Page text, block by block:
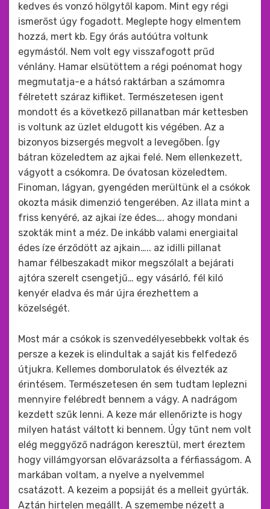
kedves és vonzó hölgytől kapom. Mint egy régi
ismerőst úgy fogadott. Meglepte hogy elmentem
hozzá, mert kb. Egy órás autóútra voltunk
egymástól. Nem volt egy visszafogott prűd
vénlány. Hamar elsütöttem a régi poénomat hogy
megmutatja-e a hátsó raktárban a számomra
félretett száraz kifliket. Természetesen igent
mondott és a következő pillanatban már kettesben
is voltunk az üzlet eldugott kis végében. Az a
bizonyos bizsergés megvolt a levegőben. Így
bátran közeledtem az ajkai felé. Nem ellenkezett,
vágyott a csókomra. De óvatosan közeledtem.
Finoman, lágyan, gyengéden merültünk el a csókok
okozta másik dimenzió tengerében. Az illata mint a
friss kenyéré, az ajkai íze édes…. ahogy mondani
szokták mint a méz. De inkább valami energiaital
édes íze érződött az ajkain….. az idilli pillanat
hamar félbeszakadt mikor megszólalt a bejárati
ajtóra szerelt csengetjű… egy vásárló, fél kiló
kenyér eladva és már újra érezhettem a
közelségét.
Most már a csókok is szenvedélyesebbekk voltak és
persze a kezek is elindultak a saját kis felfedező
útjukra. Kellemes domborulatok és élvezték az
érintésem. Természetesen én sem tudtam leplezni
mennyire felébredt bennem a vágy. A nadrágom
kezdett szűk lenni. A keze már ellenőrizte is hogy
milyen hatást váltott ki bennem. Úgy tűnt nem volt
elég meggyőző nadrágon keresztül, mert éreztem
hogy villámgyorsan elővarázsolta a férfiasságom. A
markában voltam, a nyelve a nyelvemmel
csatázott. A kezeim a popsiját és a melleit gyúrták.
Aztán hirtelen megállt. A szemembe nézett a